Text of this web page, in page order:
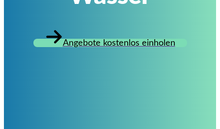
Angebote kostenlos einholen